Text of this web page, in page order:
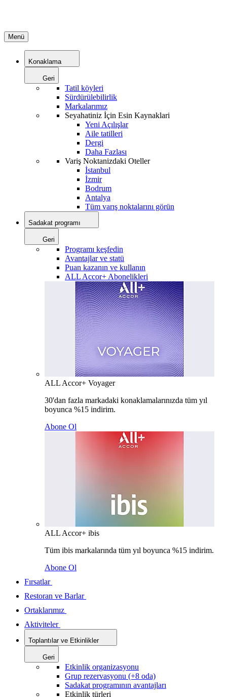
Menü
Konaklama
Geri
Tatil köyleri
Sürdürülebilirlik
Markalarımız
Seyahatiniz İçin Esin Kaynaklari
Yeni Açılışlar
Aile tatilleri
Dergi
Daha Fazlası
Variş Noktanizdaki Oteller
İstanbul
İzmir
Bodrum
Antalya
Tüm varış noktalarını görün
Sadakat programı
Geri
Programı keşfedin
Avantajlar ve statü
Puan kazanın ve kullanın
ALL Accor+ Abonelikleri
ALL Accor+ Voyager
30'dan fazla markadaki konaklamalarınızda tüm yıl
boyunca %15 indirim.
Abone Ol
ALL Accor+ ibis
Tüm ibis markalarında tüm yıl boyunca %15 indirim.
Abone Ol
Fırsatlar
Restoran ve Barlar
Ortaklarımız
Aktiviteler
Toplantılar ve Etkinlikler
Geri
Etkinlik organizasyonu
Grup rezervasyonu (+8 oda)
Sadakat programının avantajları
Etkinlik türleri